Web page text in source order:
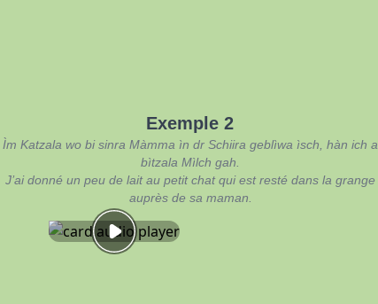
Exemple 2
Ìm Katzala wo bi sinra Màmma ìn dr Schiira geblìwa ìsch, hàn ich a
bìtzala Mìlch gah.
J’ai donné un peu de lait au petit chat qui est resté dans la grange
auprès de sa maman.